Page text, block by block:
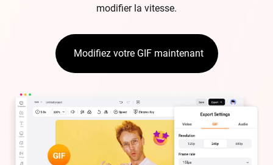
modifier la vitesse.
Modifiez votre GIF maintenant